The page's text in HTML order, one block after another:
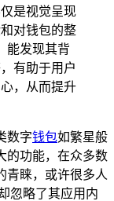
是视觉呈现
对钱包的整
能发现其背
有助于用户
，从而提升
数字钱包如繁星般
的功能，在众多数
青睐，或许很多人
忽略了其应用内